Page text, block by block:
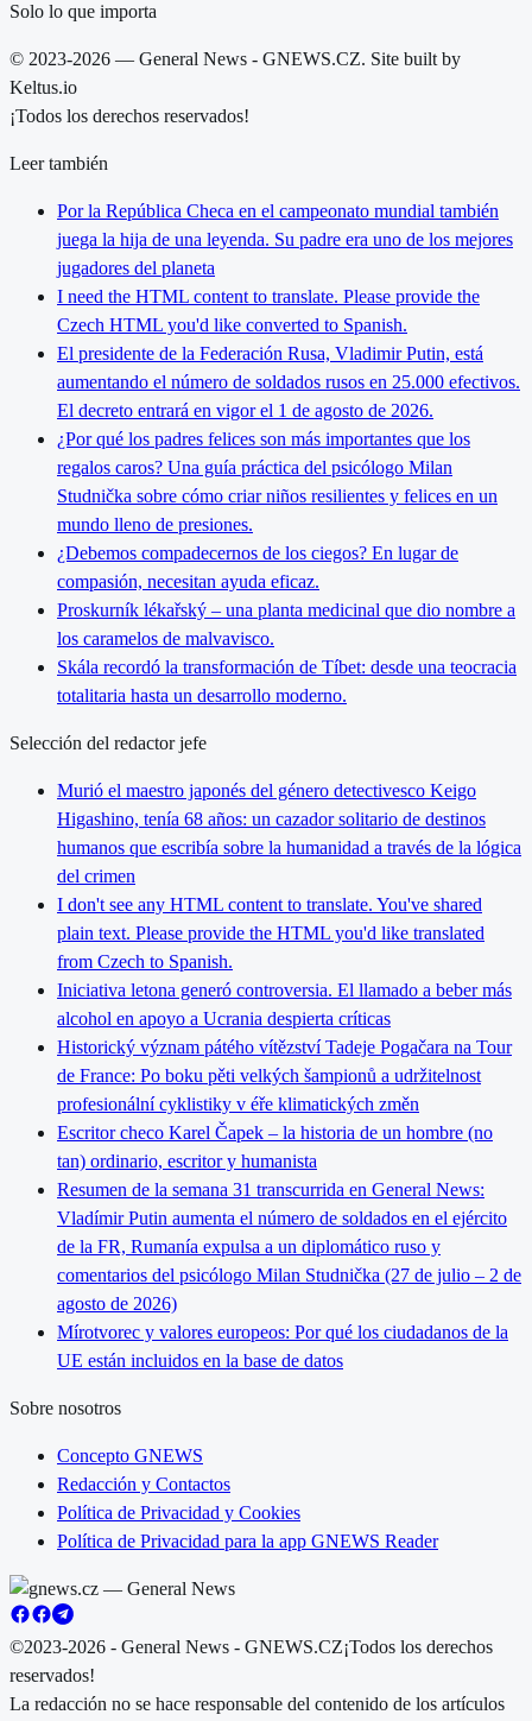
Solo lo que importa
© 2023-2026 — General News - GNEWS.CZ. Site built by
Keltus.io
¡Todos los derechos reservados!
Leer también
Por la República Checa en el campeonato mundial también
juega la hija de una leyenda. Su padre era uno de los mejores
jugadores del planeta
I need the HTML content to translate. Please provide the
Czech HTML you'd like converted to Spanish.
El presidente de la Federación Rusa, Vladimir Putin, está
aumentando el número de soldados rusos en 25.000 efectivos.
El decreto entrará en vigor el 1 de agosto de 2026.
¿Por qué los padres felices son más importantes que los
regalos caros? Una guía práctica del psicólogo Milan
Studnička sobre cómo criar niños resilientes y felices en un
mundo lleno de presiones.
¿Debemos compadecernos de los ciegos? En lugar de
compasión, necesitan ayuda eficaz.
Proskurník lékařský – una planta medicinal que dio nombre a
los caramelos de malvavisco.
Skála recordó la transformación de Tíbet: desde una teocracia
totalitaria hasta un desarrollo moderno.
Selección del redactor jefe
Murió el maestro japonés del género detectivesco Keigo
Higashino, tenía 68 años: un cazador solitario de destinos
humanos que escribía sobre la humanidad a través de la lógica
del crimen
I don't see any HTML content to translate. You've shared
plain text. Please provide the HTML you'd like translated
from Czech to Spanish.
Iniciativa letona generó controversia. El llamado a beber más
alcohol en apoyo a Ucrania despierta críticas
Historický význam pátého vítězství Tadeje Pogačara na Tour
de France: Po boku pěti velkých šampionů a udržitelnost
profesionální cyklistiky v éře klimatických změn
Escritor checo Karel Čapek – la historia de un hombre (no
tan) ordinario, escritor y humanista
Resumen de la semana 31 transcurrida en General News:
Vladímir Putin aumenta el número de soldados en el ejército
de la FR, Rumanía expulsa a un diplomático ruso y
comentarios del psicólogo Milan Studnička (27 de julio – 2 de
agosto de 2026)
Mírotvorec y valores europeos: Por qué los ciudadanos de la
UE están incluidos en la base de datos
Sobre nosotros
Concepto GNEWS
Redacción y Contactos
Política de Privacidad y Cookies
Política de Privacidad para la app GNEWS Reader
©2023-2026 - General News - GNEWS.CZ¡Todos los derechos
reservados!
La redacción no se hace responsable del contenido de los artículos